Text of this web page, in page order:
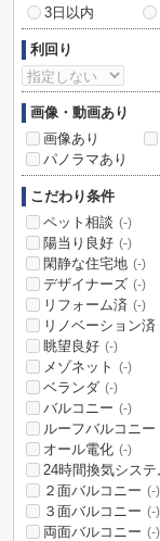
3日以内
利回り
画像・動画あり
画像あり
パノラマあり
こだわり条件
ペット相談 (-)
陽当り良好 (-)
閑静な住宅地 (-)
デザイナーズ (-)
リフォーム済 (-)
リノベーション済
眺望良好 (-)
メゾネット (-)
ベランダ (-)
バルコニー (-)
ルーフバルコニー
オール電化 (-)
24時間換気システ
２面バルコニー (-)
３面バルコニー (-)
両面バルコニー (-)